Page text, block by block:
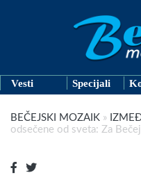
Vesti Specijali
BEČEJSKI MOZAIK »
odsečene od sveta: Za